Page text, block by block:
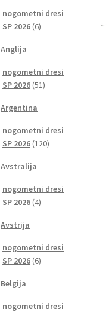
nogometni dresi
SP 2026 66
Anglija
nogometni dresi
SP 2026 5151
Argentina
nogometni dresi
SP 2026 120120
Avstralija
nogometni dresi
SP 2026 44
Avstrija
nogometni dresi
SP 2026 66
Belgija
nogometni dresi